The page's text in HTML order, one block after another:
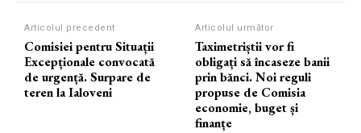
Articolul precedent
Comisiei pentru Situații
Excepționale convocată
de urgență. Surpare de
teren la Ialoveni
Articolul următor
Taximetriștii vor fi
obligați să încaseze banii
prin bănci. Noi reguli
propuse de Comisia
economie, buget și
finanțe